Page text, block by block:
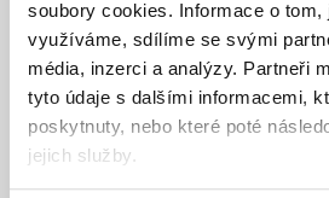
soubory cookies. Informace o tom,
využíváme, sdílíme se svými
média, inzerci a analýzy. Partneři
tyto údaje s dalšími informacemi,
poskytnuty, nebo které poté
jejich služby.